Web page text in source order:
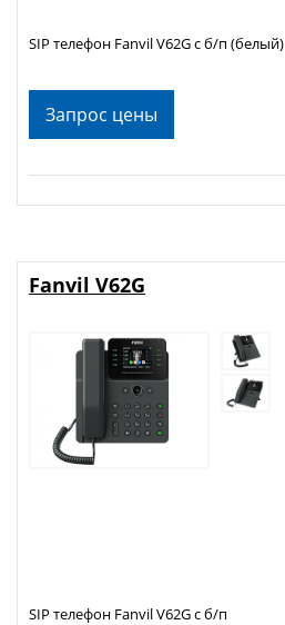
Запрос цены
SIP телефон Fanvil V62G с б/п (белый)
Fanvil V62G
SIP телефон Fanvil V62G с б/п